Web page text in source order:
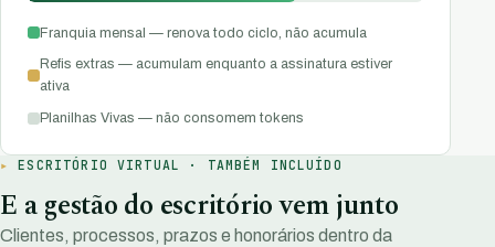
Franquia mensal — renova todo ciclo, não acumula
Refis extras — acumulam enquanto a assinatura estiver
ativa
Planilhas Vivas — não consomem tokens
ESCRITÓRIO VIRTUAL · TAMBÉM INCLUÍDO
E a gestão do escritório vem junto
Clientes, processos, prazos e honorários dentro da